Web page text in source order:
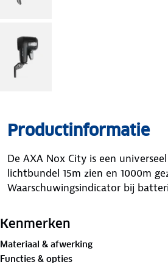
Productinformatie
De AXA Nox City is een
lichtbundel 15m zien en 1000m
Waarschuwingsindicator bij
Kenmerken
Materiaal & afwerking
Functies & opties